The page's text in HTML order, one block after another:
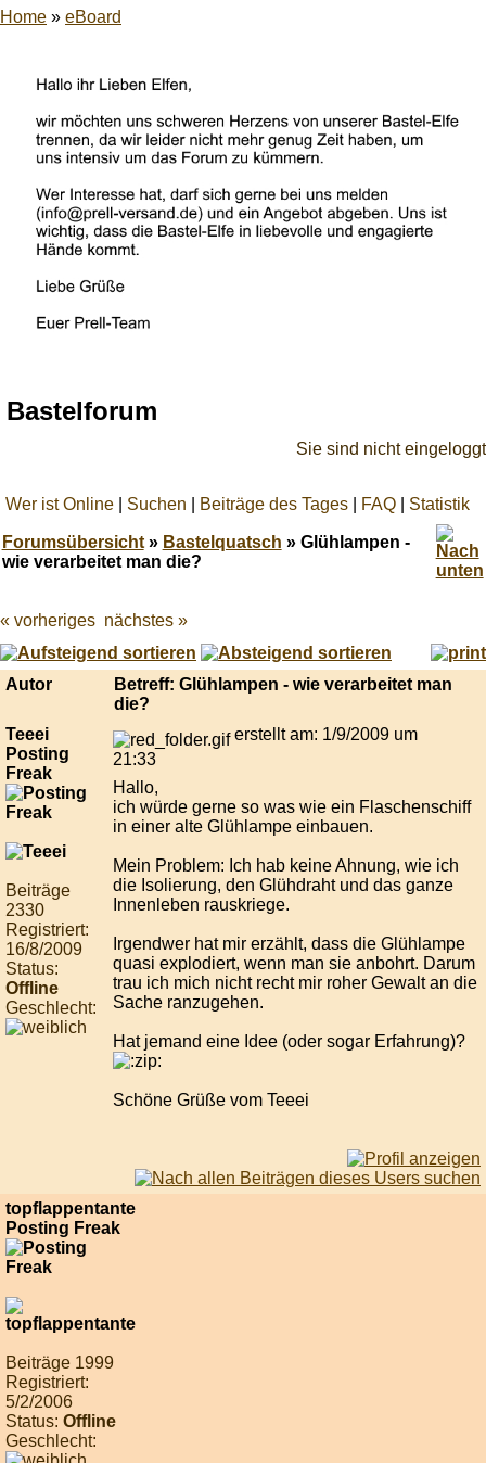
Home » eBoard
Bastelforum
Sie sind nicht eingeloggt
Wer ist Online Suchen Beiträge des Tages FAQ Statistik
Forumsübersicht» Bastelquatsch » Glühlampen -
wie verarbeitet man die?
Best
online
live
casino
« vorheriges nächstes »
Autor
Betreff: Glühlampen - wie verarbeitet man
die?
Teeei
Posting
Freak
Beiträge
2330
Registriert:
16/8/2009
Status:
Offline
Geschlecht:
erstellt am: 1/9/2009 um
21:33
Hallo,
ich würde gerne so was wie ein Flaschenschiff
in einer alte Glühlampe einbauen.
Mein Problem: Ich hab keine Ahnung, wie ich
die Isolierung, den Glühdraht und das ganze
Innenleben rauskriege.
Irgendwer hat mir erzählt, dass die Glühlampe
quasi explodiert, wenn man sie anbohrt. Darum
trau ich mich nicht recht mir roher Gewalt an die
Sache ranzugehen.
Hat jemand eine Idee (oder sogar Erfahrung)?
Schöne Grüße vom Teeei
topflappentante
Posting Freak
Beiträge 1999
Registriert:
5/2/2006
Status: Offline
Geschlecht: